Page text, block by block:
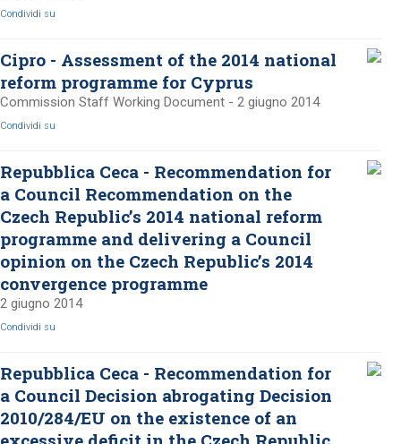
Condividi su
Cipro - Assessment of the 2014 national
reform programme for Cyprus
Commission Staff Working Document - 2 giugno 2014
Condividi su
Repubblica Ceca - Recommendation for
a Council Recommendation on the
Czech Republic’s 2014 national reform
programme and delivering a Council
opinion on the Czech Republic’s 2014
convergence programme
2 giugno 2014
Condividi su
Repubblica Ceca - Recommendation for
a Council Decision abrogating Decision
2010/284/EU on the existence of an